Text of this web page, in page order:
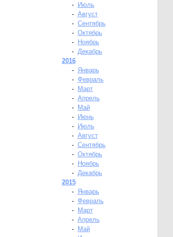
-
Июль
- Август
- Сентябрь
- Октябрь
-
Ноябрь
- Декабрь
2016
-
Январь
- Февраль
-
Март
- Апрель
-
Май
-
Июнь
-
Июль
- Август
- Сентябрь
- Октябрь
-
Ноябрь
- Декабрь
2015
-
Январь
- Февраль
-
Март
- Апрель
-
Май